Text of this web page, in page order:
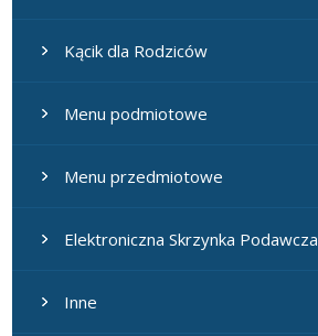
Kącik dla Rodziców
Menu podmiotowe
Menu przedmiotowe
Elektroniczna Skrzynka Podawcza
Inne